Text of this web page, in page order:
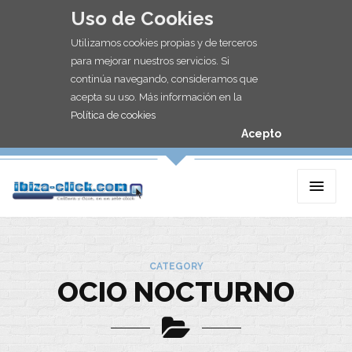
Uso de Cookies
Utilizamos cookies propias y de terceros
para mejorar nuestros servicios. Si
continúa navegando, consideramos que
acepta su uso. Más información en la
Política de cookies
Acepto
CATEGORY
OCIO NOCTURNO